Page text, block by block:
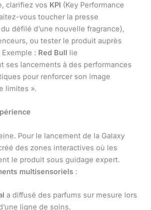
clarifiez vos KPI (Key Performance
vous toucher la presse
défilé d’une nouvelle fragrance),
ou tester le produit auprès
Exemple : Red Bull lie
ses lancements à des performances
pour renforcer son image
limites ».
Pour le lancement de la Galaxy
des zones interactives où les
le produit sous guidage expert.
multisensoriels :
a diffusé des parfums sur mesure lors
ligne de soins.